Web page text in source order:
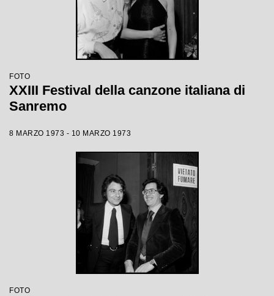
FOTO
XXIII Festival della canzone italiana di
Sanremo
8 MARZO 1973 - 10 MARZO 1973
FOTO